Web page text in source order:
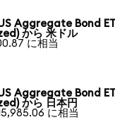
Aggregate Bond
から 米ドル
に相当
Aggregate Bond
から 日本円
に相当